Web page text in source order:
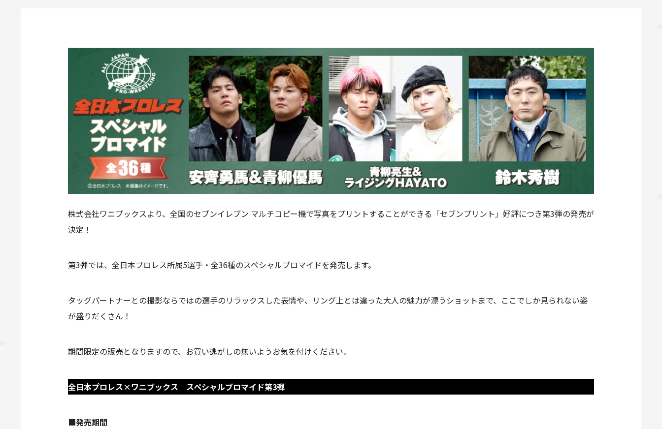
株式会社ワニブックスより、全国のセブンイレブン マルチコピー機で写真をプリントすることができる「セブンプリント」好評につき第3弾の発売が
決定！
第3弾では、全日本プロレス所属5選手・全36種のスペシャルブロマイドを発売します。
タッグパートナーとの撮影ならではの選手のリラックスした表情や、リング上とは違った大人の魅力が漂うショットまで、ここでしか見られない姿
が盛りだくさん！
期間限定の販売となりますので、お買い逃がしの無いようお気を付けください。
全日本プロレス×ワニブックス スペシャルブロマイド第3弾
■発売期間